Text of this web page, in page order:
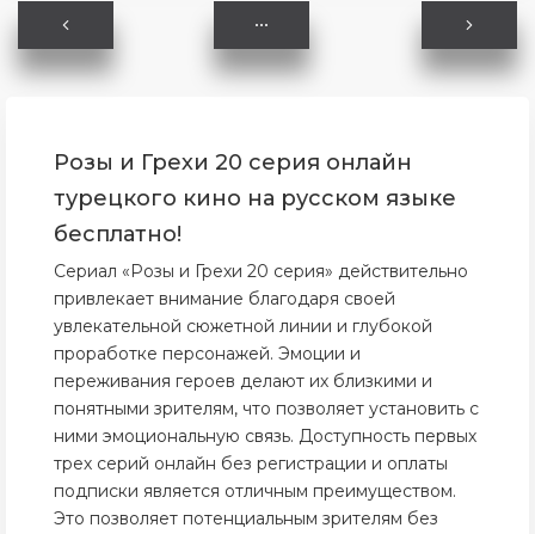
Розы и Грехи 20 серия онлайн
турецкого кино на русском языке
бесплатно!
Сериал «Розы и Грехи 20 серия» действительно
привлекает внимание благодаря своей
увлекательной сюжетной линии и глубокой
проработке персонажей. Эмоции и
переживания героев делают их близкими и
понятными зрителям, что позволяет установить с
ними эмоциональную связь. Доступность первых
трех серий онлайн без регистрации и оплаты
подписки является отличным преимуществом.
Это позволяет потенциальным зрителям без